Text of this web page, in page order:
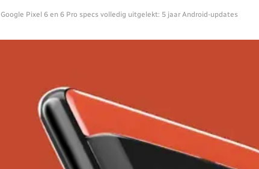
Google Pixel 6 en 6 Pro specs volledig uitgelekt: 5 jaar Android-updates